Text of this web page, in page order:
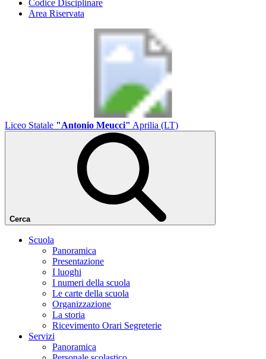
Codice Disciplinare
Area Riservata
Liceo Statale "Antonio Meucci" Aprilia (LT)
Cerca
Scuola
Panoramica
Presentazione
I luoghi
I numeri della scuola
Le carte della scuola
Organizzazione
La storia
Ricevimento Orari Segreterie
Servizi
Panoramica